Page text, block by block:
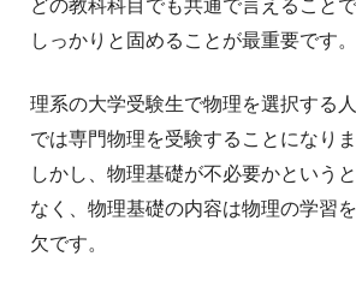
しっかりと固めることが最重要です。
理系の大学受験生で物理を選択する
では専門物理を受験することになりま
しかし、物理基礎が不必要かという
なく、物理基礎の内容は物理の学習
欠です。